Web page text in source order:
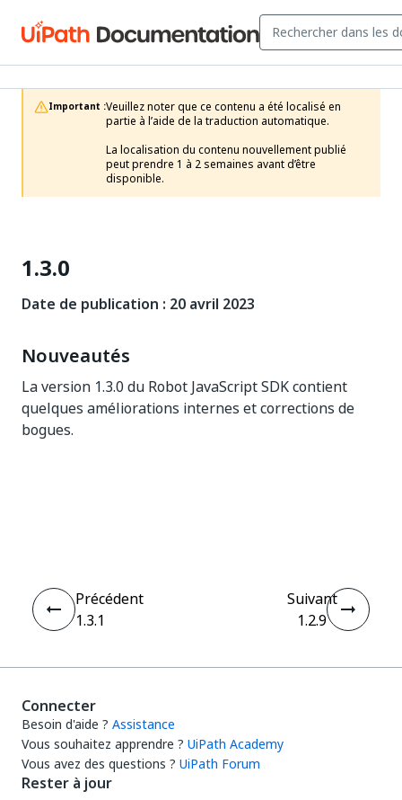
Important :Veuillez noter que ce contenu a été localisé en
partie à l’aide de la traduction automatique.
La localisation du contenu nouvellement publié
peut prendre 1 à 2 semaines avant d’être
disponible.
1.3.0
Date de publication : 20 avril 2023
Nouveautés
La version 1.3.0 du Robot JavaScript SDK contient
quelques améliorations internes et corrections de
bogues.
Précédent
1.3.1
Suivant
1.2.9
Connecter
Besoin d'aide ? Assistance
Vous souhaitez apprendre ? UiPath Academy
Vous avez des questions ? UiPath Forum
Rester à jour